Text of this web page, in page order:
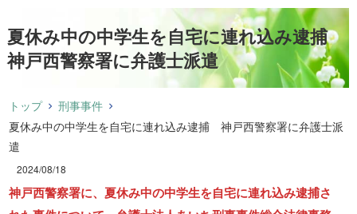
夏休み中の中学生を自宅に連れ込み逮捕
神戸西警察署に弁護士派遣
トップ
刑事事件
夏休み中の中学生を自宅に連れ込み逮捕 神戸西警察署に弁護士派
遣
2024/08/18
神戸西警察署に、夏休み中の中学生を自宅に連れ込み逮捕さ